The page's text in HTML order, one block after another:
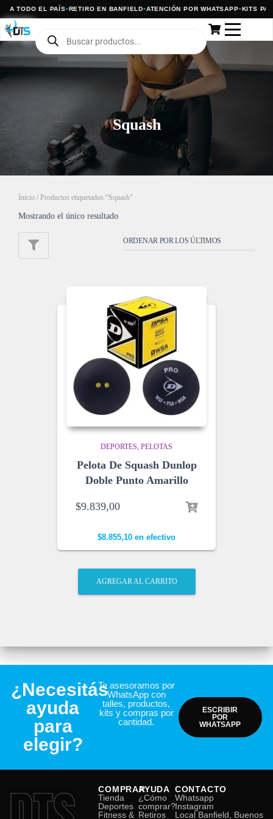
A TODO EL PAÍS•RETIRO EN BANFIELD•ATENCIÓN POR WHATSAPP•KITS
Squash
Inicio / Productos etiquetados “Squash”
Mostrando el único resultado
DEPORTES PELOTAS
Pelota De Squash Dunlop
Doble Punto Amarillo
$9.839,00
$8.855,10 en efectivo
AGREGAR AL CARRITO
¿Necesitás
ayuda
para
elegir?
Te asesoramos por
WhatsApp con
talles, productos,
kits y compras por
cantidad.
ESCRIBIR
POR
WHATSAPP
COMPRAR
Tienda
Deportes
Fitness &
AYUDA
¿Cómo
comprar?
Retiros
CONTACTO
Whatsapp
Instagram
Local Banfield, Buenos